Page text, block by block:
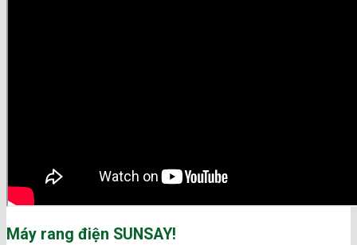
Máy rang điện SUNSAY!